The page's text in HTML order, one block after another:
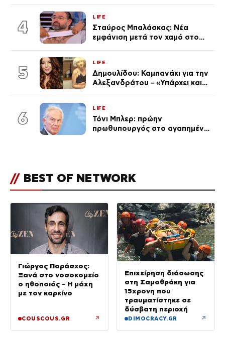
απαρατήρητη
4
LIFE
Σταύρος Μπαλάσκας: Νέα
εμφάνιση μετά τον χαμό στο
5
LIFE
Δημουλίδου: Καμπανάκι για την
Αλεξανδράτου – «Υπάρχει και
6
LIFE
Τόνι Μπλερ: πρώην
πρωθυπουργός στο αγαπημένο
// BEST OF NETWORK
Γιώργος Παράσχος:
Ξανά στο νοσοκομείο
ο ηθοποιός – Η μάχη
με τον καρκίνο
COUSCOUS.GR ↗
Επιχείρηση διάσωσης
στη Σαμοθράκη για
15χρονη που
τραυματίστηκε σε
δύσβατη περιοχή
DIMOCRACY.GR ↗